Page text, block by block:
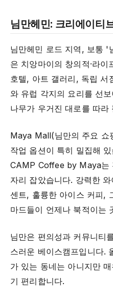
님만헤민: 크리에이티
님만헤민 로드 지역, 보통 '
은 치앙마이의 창의적·라
호텔, 아트 갤러리, 독립 서
와 유럽 각지의 요리를 선
나무가 우거진 대로를 따라
Maya Mall(님만의 주요 쇼
작업 옵션이 특히 밀집해
CAMP Coffee by Maya는
자리 잡았습니다. 강력한
센트, 훌륭한 아이스 커피,
마드들이 언제나 북적이는
님만은 편의성과 커뮤니티
스러운 베이스캠프입니다.
가 있는 동네는 아니지만
기 편리합니다.